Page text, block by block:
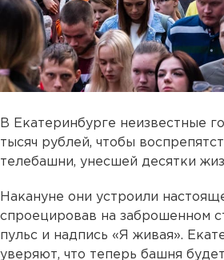
В Екатеринбурге неизвестные
тысяч рублей, чтобы
телебашни, унесшей десятки
Накануне они устроили
спроецировав на заброшенном
пульс и надпись «Я живая».
уверяют, что теперь башня